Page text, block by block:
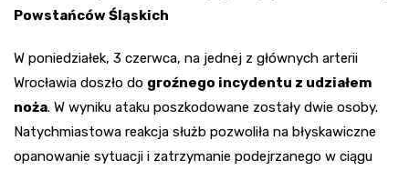
Powstańców Śląskich
W poniedziałek, 3 czerwca, na jednej z głównych arterii
Wrocławia doszło do groźnego incydentu z udziałem
noża. W wyniku ataku poszkodowane zostały dwie osoby.
Natychmiastowa reakcja służb pozwoliła na błyskawiczne
opanowanie sytuacji i zatrzymanie podejrzanego w ciągu